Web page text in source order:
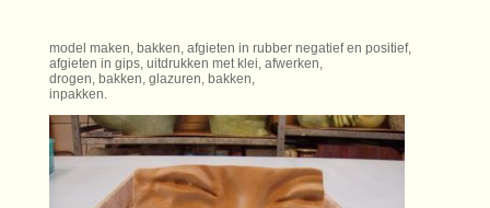
model maken, bakken, afgieten in rubber negatief en positief,
afgieten in gips, uitdrukken met klei, afwerken,
drogen, bakken, glazuren, bakken,
inpakken.